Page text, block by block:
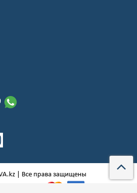
| Все права защищены